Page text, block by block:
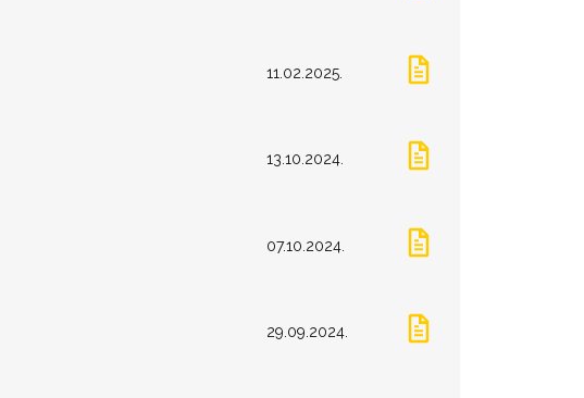
11.02.2025.
13.10.2024.
07.10.2024.
29.09.2024.